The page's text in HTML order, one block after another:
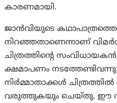
കാരണമായി.
ജാൻവിയുടെ
നിറഞ്ഞതാണെന്നാണ്
ചിത്രത്തിന്റെ
ക്ഷമാപണം
നിർമ്മാതാക്കൾ ചിത്രത്തിൽ
വരുത്തുകയും ചെയ്തു. ഈ